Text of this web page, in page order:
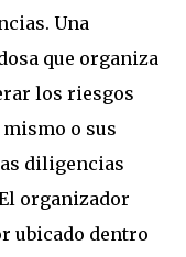
Una
que organiza
los riesgos
o sus
diligencias
organizador
ubicado dentro